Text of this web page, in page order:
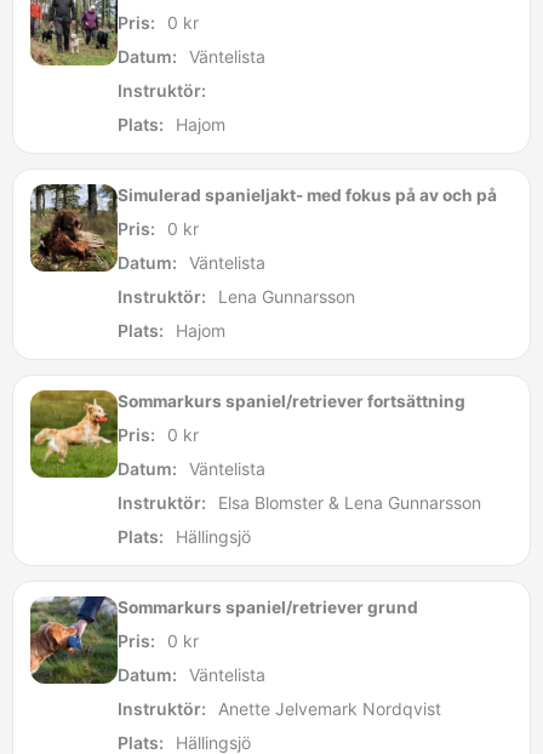
Pris: 0 kr
Datum:
Väntelista
Instruktör:
Plats:
Hajom
Simulerad spanieljakt- med fokus på av och på
Pris: 0 kr
Datum:
Väntelista
Instruktör:
Lena Gunnarsson
Plats:
Hajom
Sommarkurs spaniel/retriever fortsättning
Pris: 0 kr
Datum:
Väntelista
Instruktör:
Elsa Blomster & Lena Gunnarsson
Plats:
Hällingsjö
Sommarkurs spaniel/retriever grund
Pris: 0 kr
Datum:
Väntelista
Instruktör:
Anette Jelvemark Nordqvist
Plats:
Hällingsjö